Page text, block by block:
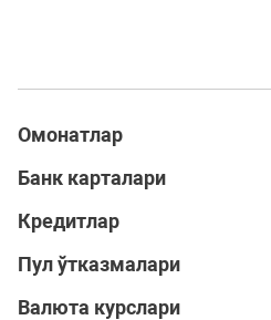
Омонатлар
Банк карталари
Кредитлар
Пул ўтказмалари
Валюта курслари